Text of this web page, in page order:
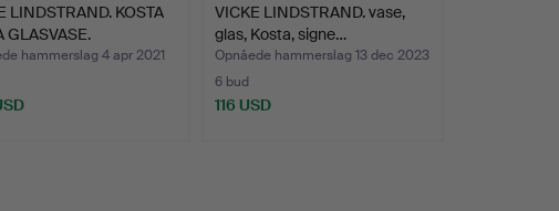
LINDSTRAND. KOSTA
GLASVASE.
hammerslag 4 apr 2021
VICKE LINDSTRAND. vase,
glas, Kosta, signe…
Opnåede hammerslag 13 dec 2023
6 bud
116 USD